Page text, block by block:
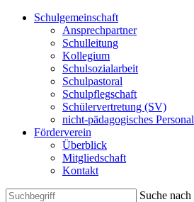
Schulgemeinschaft
Ansprechpartner
Schulleitung
Kollegium
Schulsozialarbeit
Schulpastoral
Schulpflegschaft
Schülervertretung (SV)
nicht-pädagogisches Personal
Förderverein
Überblick
Mitgliedschaft
Kontakt
Suche nach